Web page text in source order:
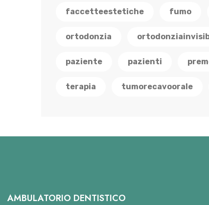
faccetteestetiche fumo
ortodonzia
paziente pazienti
terapia tumorecavoorale
AMBULATORIO DENTISTICO